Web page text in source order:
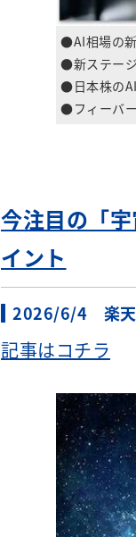
●AI相場の
●新ステージ
●日本株の
●フィーバ
今注目の「
イント
2026/6/4 楽天
記事はコチラ